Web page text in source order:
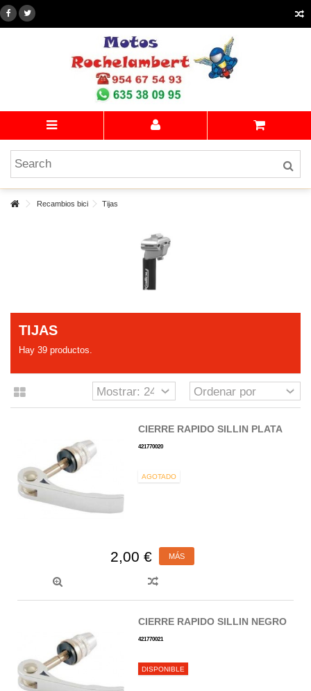
Recambios bici Tijas
TIJAS
Hay 39 productos.
CIERRE RAPIDO SILLIN PLATA
421770020
AGOTADO
2,00 € MÁS
CIERRE RAPIDO SILLIN NEGRO
421770021
DISPONIBLE